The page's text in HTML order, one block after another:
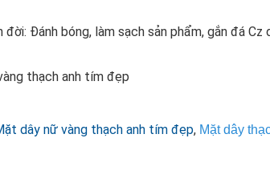
đời: Đánh bóng, làm sạch sản phẩm, gắn đá Cz
thạch anh tím đẹp
dây nữ vàng thạch anh tím đẹp, Mặt dây